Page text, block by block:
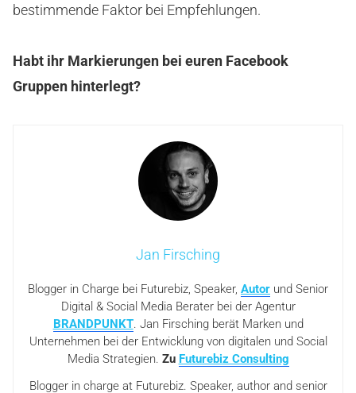
bestimmende Faktor bei Empfehlungen.
Habt ihr Markierungen bei euren Facebook
Gruppen hinterlegt?
Jan Firsching
Blogger in Charge bei Futurebiz, Speaker, Autor und Senior
Digital & Social Media Berater bei der Agentur
BRANDPUNKT. Jan Firsching berät Marken und
Unternehmen bei der Entwicklung von digitalen und Social
Media Strategien. Zu Futurebiz Consulting
Blogger in charge at Futurebiz. Speaker, author and senior